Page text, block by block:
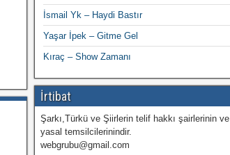
İsmail Yk – Haydi Bastır
Yaşar İpek – Gitme Gel
Kıraç – Show Zamanı
İrtibat
Şarkı,Türkü ve Şiirlerin telif hakkı şairlerinin ve
yasal temsilcilerinindir.
webgrubu@gmail.com